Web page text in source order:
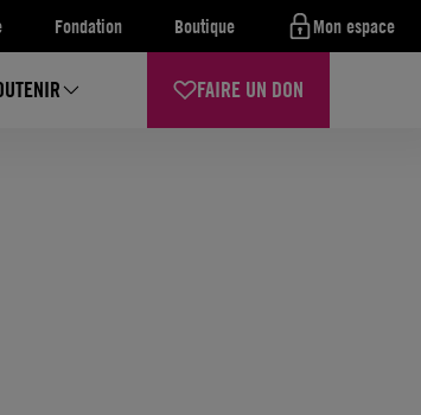
Fondation Boutique Mon espace
FAIRE UN DON